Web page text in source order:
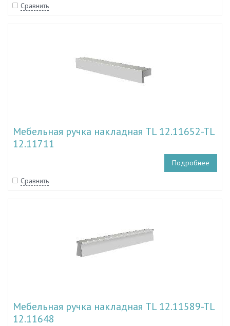
Сравнить
Мебельная ручка накладная TL 12.11652-TL
12.11711
Подробнее
Сравнить
Мебельная ручка накладная TL 12.11589-TL
12.11648